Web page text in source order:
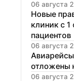
06 августа
Новые
клиник с 1
пациентов
06 августа
отложены
06 августа